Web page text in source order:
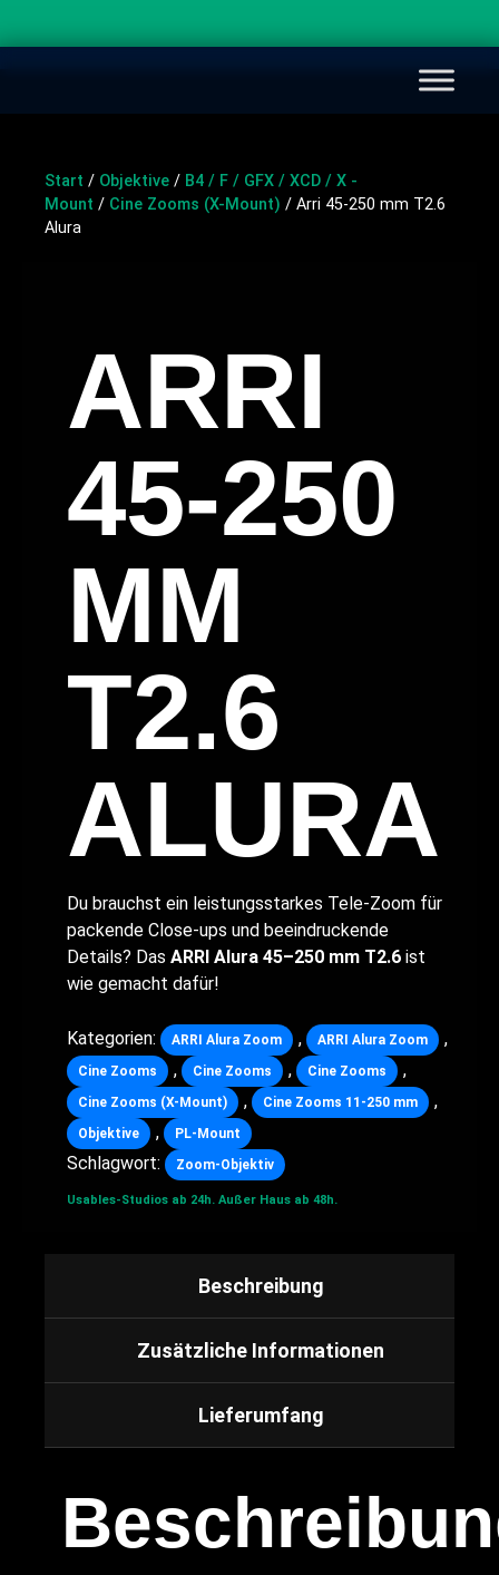
Start / Objektive / B4 / F / GFX / XCD / X -
Mount / Cine Zooms (X-Mount) / Arri 45-250 mm T2.6
Alura
ARRI
45-250
MM
T2.6
ALURA
Du brauchst ein leistungsstarkes Tele-Zoom für
packende Close-ups und beeindruckende
Details? Das ARRI Alura 45–250 mm T2.6 ist
wie gemacht dafür!
Kategorien: ARRI Alura Zoom , ARRI Alura Zoom ,
Cine Zooms , Cine Zooms , Cine Zooms ,
Cine Zooms (X-Mount) , Cine Zooms 11-250 mm ,
Objektive , PL-Mount
Schlagwort: Zoom-Objektiv
Usables-Studios ab 24h. Außer Haus ab 48h.
Beschreibung
Zusätzliche Informationen
Lieferumfang